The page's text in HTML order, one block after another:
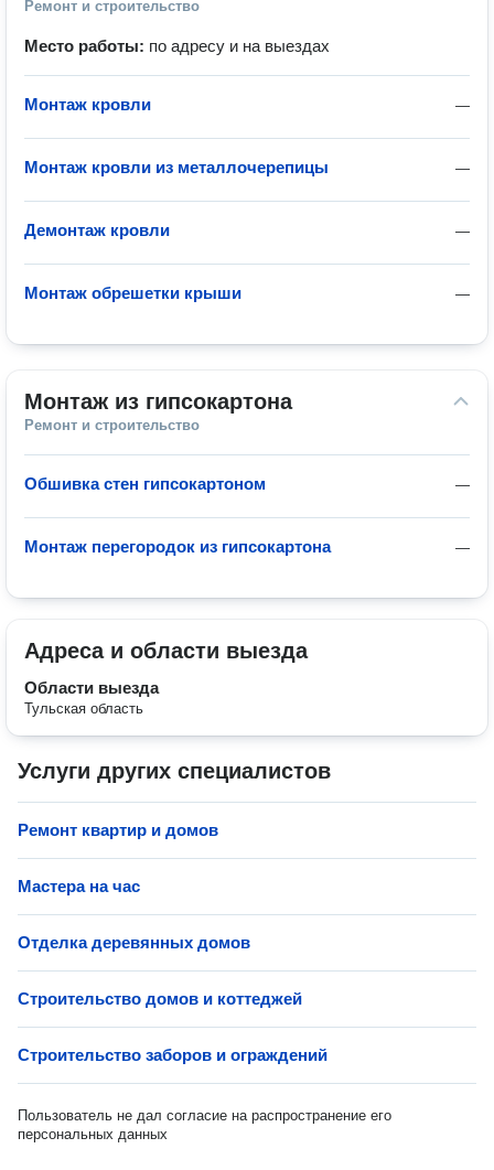
Ремонт и строительство
Место работы: по адресу и на выездах
—
Монтаж кровли
—
Монтаж кровли из металлочерепицы
—
Демонтаж кровли
—
Монтаж обрешетки крыши
Монтаж из гипсокартона
Ремонт и строительство
—
Обшивка стен гипсокартоном
—
Монтаж перегородок из гипсокартона
Адреса и области выезда
Области выезда
Тульская область
Услуги других специалистов
Ремонт квартир и домов
Мастера на час
Отделка деревянных домов
Строительство домов и коттеджей
Строительство заборов и ограждений
Пользователь не дал согласие на распространение его
персональных данных